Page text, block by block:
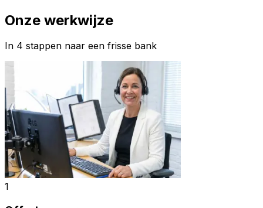
Onze werkwijze
In 4 stappen naar een frisse bank
1